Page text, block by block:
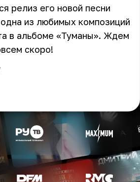
релиз его новой песни
из любимых композиций
в альбоме «Туманы». Ждем
скоро!